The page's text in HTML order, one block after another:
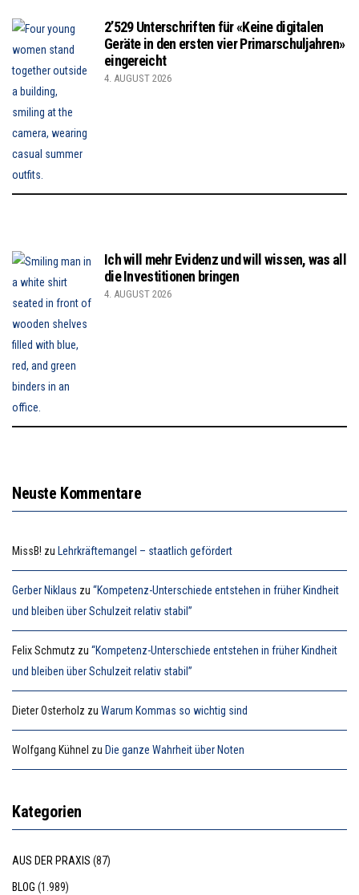
2’529 Unterschriften für «Keine digitalen
Geräte in den ersten vier Primarschuljahren»
eingereicht
4. AUGUST 2026
Ich will mehr Evidenz und will wissen, was all
die Investitionen bringen
4. AUGUST 2026
Neuste Kommentare
MissB! zu Lehrkräftemangel – staatlich gefördert
Gerber Niklaus zu “Kompetenz-Unterschiede entstehen in früher Kindheit
und bleiben über Schulzeit relativ stabil”
Felix Schmutz zu “Kompetenz-Unterschiede entstehen in früher Kindheit
und bleiben über Schulzeit relativ stabil”
Dieter Osterholz zu Warum Kommas so wichtig sind
Wolfgang Kühnel zu Die ganze Wahrheit über Noten
Kategorien
AUS DER PRAXIS (87)
BLOG (1.989)